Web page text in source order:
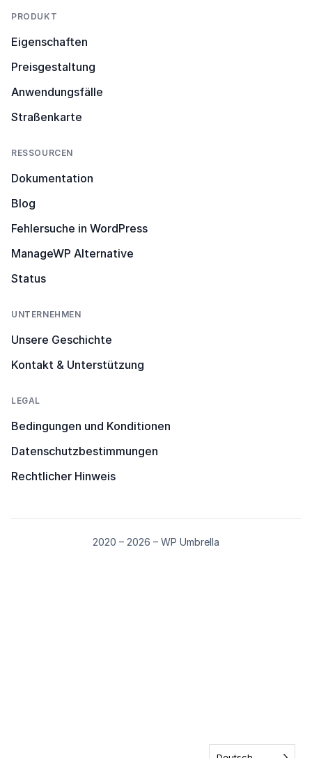
PRODUKT
Eigenschaften
Preisgestaltung
Anwendungsfälle
Straßenkarte
RESSOURCEN
Dokumentation
Blog
Fehlersuche in WordPress
ManageWP Alternative
Status
UNTERNEHMEN
Unsere Geschichte
Kontakt & Unterstützung
LEGAL
Bedingungen und Konditionen
Datenschutzbestimmungen
Rechtlicher Hinweis
2020 – 2026 – WP Umbrella